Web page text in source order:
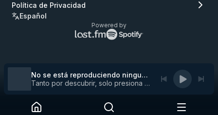
Política de Privacidad
Español
Powered by
Logo
de
a
Lastfm)
Spotify)
No se está reproduciendo ninguna pista
Tanto por descubrir, solo presiona play